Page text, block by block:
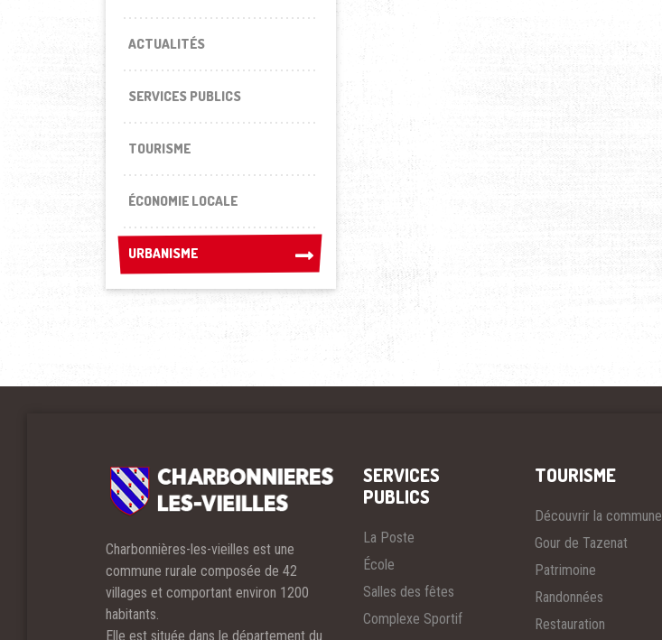
ACTUALITÉS
SERVICES PUBLICS
TOURISME
ÉCONOMIE LOCALE
URBANISME
URBANISME
Charbonnières-les-vieilles est une
commune rurale composée de 42
villages et comportant environ 1200
habitants.
Elle est située dans le département du
SERVICES
PUBLICS
La Poste
École
Salles des fêtes
Complexe Sportif
TOURISME
Découvrir la commune
Gour de Tazenat
Patrimoine
Randonnées
Restauration